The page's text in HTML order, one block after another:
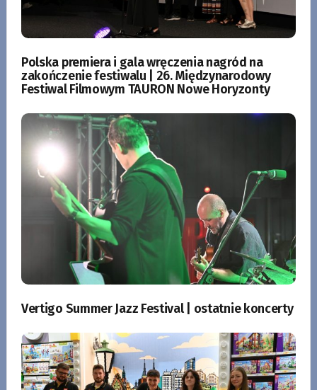
Polska premiera i gala wręczenia nagród na
zakończenie festiwalu | 26. Międzynarodowy
Festiwal Filmowym TAURON Nowe Horyzonty
Vertigo Summer Jazz Festival | ostatnie koncerty